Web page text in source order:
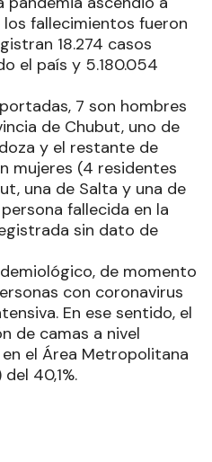
los fallecimientos fueron
18.274 casos
el país y 5.180.054
7 son hombres
de Chubut, uno de
y el restante de
mujeres (4 residentes
una de Salta y una de
fallecida en la
sin dato de
de momento
con coronavirus
En ese sentido, el
de camas a nivel
el Área Metropolitana
40,1%.